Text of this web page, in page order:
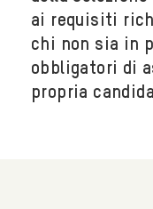
ai requisiti
chi non sia in
obbligatori di
propria